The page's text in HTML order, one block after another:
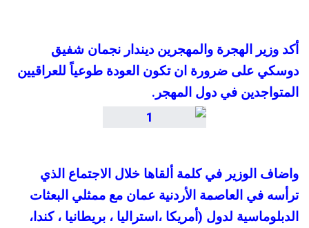
أكد وزير الهجرة والمهجرين ديندار نجمان شفيق
دوسكي على ضرورة ان تكون العودة طوعياً للعراقيين
المتواجدين في دول المهجر.
واضاف الوزير في كلمة ألقاها خلال الاجتماع الذي
ترأسه في العاصمة الأردنية عمان مع ممثلي البعثات
الدبلوماسية لدول (أمريكا ،استراليا ، بريطانيا ، كندا،